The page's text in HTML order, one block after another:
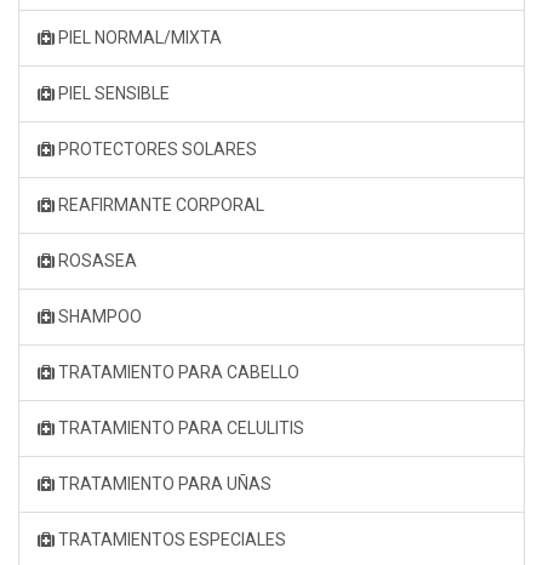
PIEL NORMAL/MIXTA
PIEL SENSIBLE
PROTECTORES SOLARES
REAFIRMANTE CORPORAL
ROSASEA
SHAMPOO
TRATAMIENTO PARA CABELLO
TRATAMIENTO PARA CELULITIS
TRATAMIENTO PARA UÑAS
TRATAMIENTOS ESPECIALES